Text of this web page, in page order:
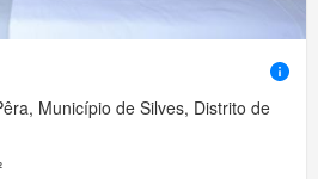
Município de Silves, Distrito de